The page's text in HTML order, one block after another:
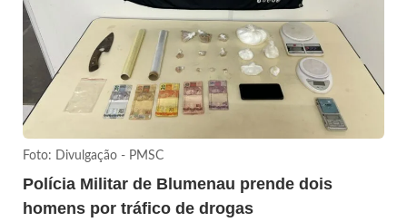
Foto: Divulgação - PMSC
Polícia Militar de Blumenau prende dois
homens por tráfico de drogas